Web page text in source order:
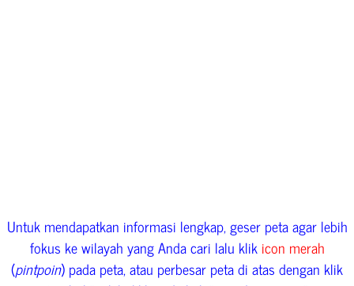
Untuk mendapatkan informasi lengkap, geser peta agar lebih
fokus ke wilayah yang Anda cari lalu klik icon merah
(pintpoin) pada peta, atau perbesar peta di atas dengan klik